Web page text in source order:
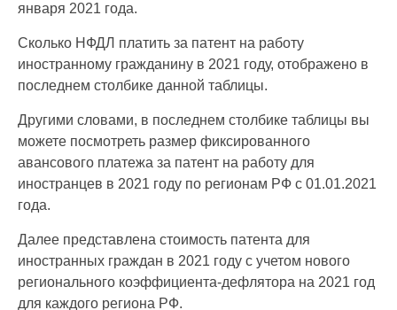
января 2021 года.
Сколько НФДЛ платить за патент на работу
иностранному гражданину в 2021 году, отображено в
последнем столбике данной таблицы.
Другими словами, в последнем столбике таблицы вы
можете посмотреть размер фиксированного
авансового платежа за патент на работу для
иностранцев в 2021 году по регионам РФ с 01.01.2021
года.
Далее представлена стоимость патента для
иностранных граждан в 2021 году с учетом нового
регионального коэффициента-дефлятора на 2021 год
для каждого региона РФ.